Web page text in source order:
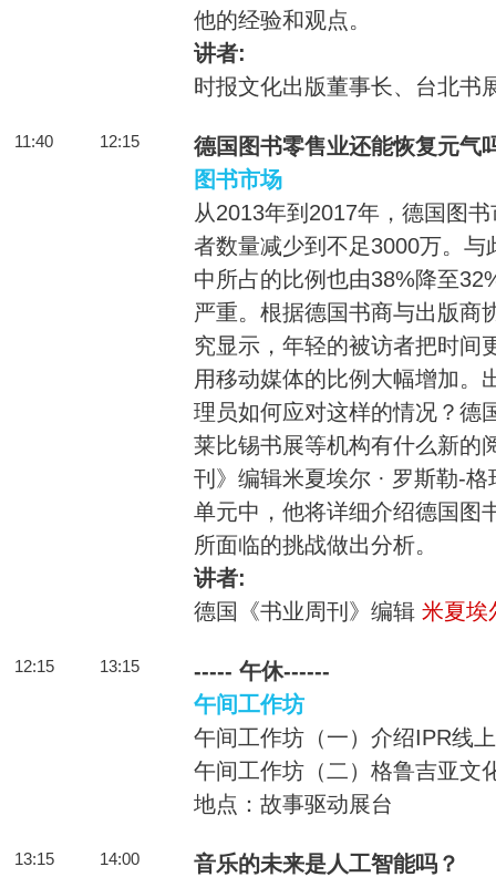
他的经验和观点。
讲者:
时报文化出版董事长、台北书
11:40 12:15
德国图书零售业还能恢复元气
图书市场
从2013年到2017年，德国图
者数量减少到不足3000万。
中所占的比例也由38%降至
严重。根据德国书商与出版商
究显示，年轻的被访者把时间
用移动媒体的比例大幅增加。
理员如何应对这样的情况？德
莱比锡书展等机构有什么新的
刊》编辑米夏埃尔 · 罗斯勒-
单元中，他将详细介绍德国图
所面临的挑战做出分析。
讲者:
德国《书业周刊》编辑 米夏埃
12:15 13:15
----- 午休------
午间工作坊
午间工作坊（一）介绍IPR线
午间工作坊（二）格鲁吉亚文
地点：故事驱动展台
13:15 14:00
音乐的未来是人工智能吗？